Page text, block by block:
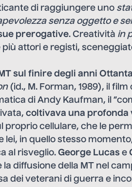
di raggiungere uno
senza oggetto e
prerogative. Creatività in
attori e registi,
sul finire degli anni Ottanta
(id., M. Forman, 1989), il
di Andy Kaufman, il
coltivava una profonda
proprio cellulare, che le
lei, in quello stesso
al risveglio. George Lucas e
diffusione della MT nel
dei veterani di guerra e